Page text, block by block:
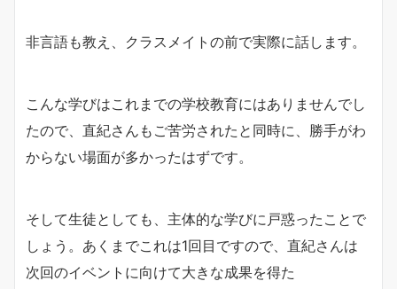
非言語も教え、クラスメイトの前で実際に話します。
こんな学びはこれまでの学校教育にはありませんでし
たので、直紀さんもご苦労されたと同時に、勝手がわ
からない場面が多かったはずです。
そして生徒としても、主体的な学びに戸惑ったことで
しょう。あくまでこれは1回目ですので、直紀さんは
次回のイベントに向けて大きな成果を得た